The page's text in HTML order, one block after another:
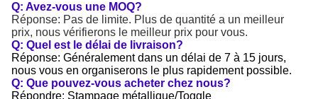
Q: Avez-vous une MOQ?
Réponse: Pas de limite. Plus de quantité a un meilleur
prix, nous vérifierons le meilleur prix pour vous.
Q: Quel est le délai de livraison?
Réponse: Généralement dans un délai de 7 à 15 jours,
nous vous en organiserons le plus rapidement possible.
Q: Que pouvez-vous acheter chez nous?
Répondre: Stampage métallique/Toggle